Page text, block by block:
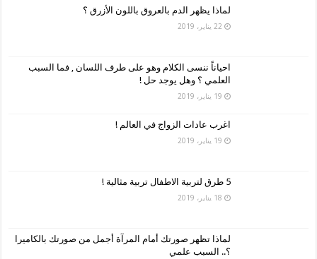
لماذا يظهر الدم بالعروق باللون الأزرق ؟
22 يناير، 2019
احياناً ننسى الكلام وهو على طرف اللسان , فما السبب
العلمي ؟ وهل يوجد حل !
19 يناير، 2019
اغرب عادات الزواج في العالم !
19 يناير، 2019
5 طرق لتربية الاطفال تربية مثالية !
18 يناير، 2019
لماذا تظهر صورتك أمام المرآة أجمل من صورتك بالكاميرا
؟.. السبب علمي